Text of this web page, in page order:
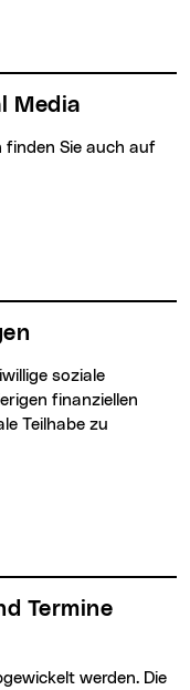
Media
finanziellen
Teilhabe zu